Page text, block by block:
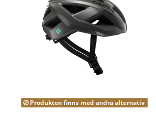
Produkten finns med andra alternativ